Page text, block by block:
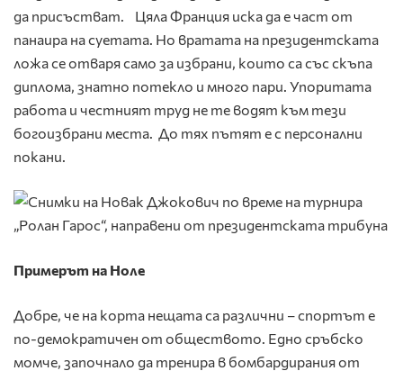
да присъстват. Цяла Франция иска да е част от
панаира на суетата. Но вратата на президентската
ложа се отваря само за избрани, които са със скъпа
диплома, знатно потекло и много пари. Упоритата
работа и честният труд не те водят към тези
богоизбрани места. До тях пътят е с персонални
покани.
Примерът на Ноле
Добре, че на корта нещата са различни – спортът е
по-демократичен от обществото. Едно сръбско
момче, започнало да тренира в бомбардирания от